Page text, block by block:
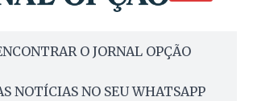
O JORNAL OPÇÃO
NOTÍCIAS NO SEU WHATSAPP